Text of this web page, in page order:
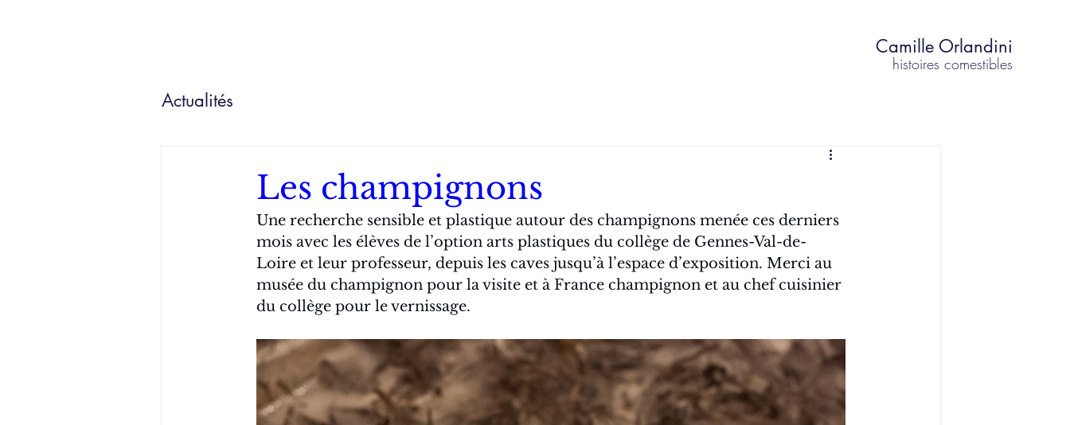
Camille Orlandini
histoires comestibles
Actualités
Les champignons
Une recherche sensible et plastique autour des champignons menée ces derniers
mois avec les élèves de l’option arts plastiques du collège de Gennes-Val-de-
Loire et leur professeur, depuis les caves jusqu’à l’espace d’exposition. Merci au
musée du champignon pour la visite et à France champignon et au chef cuisinier
du collège pour le vernissage.